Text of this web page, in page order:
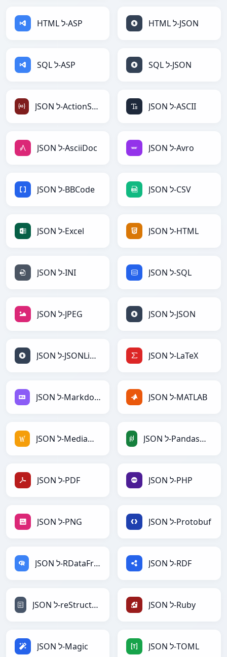
HTML ל-ASP HTML ל-JSON
SQL ל-ASP SQL ל-JSON
JSON ל-ActionScript JSON ל-ASCII
JSON ל-AsciiDoc JSON ל-Avro
JSON ל-BBCode JSON ל-CSV
JSON ל-Excel JSON ל-HTML
JSON ל-INI JSON ל-SQL
JSON ל-JPEG JSON ל-JSON
JSON ל-JSONLines JSON ל-LaTeX
JSON ל-Markdown JSON ל-MATLAB
JSON ל-MediaWiki JSON ל-PandasDataFrame
JSON ל-PDF JSON ל-PHP
JSON ל-PNG JSON ל-Protobuf
JSON ל-RDataFrame JSON ל-RDF
JSON ל-reStructuredText JSON ל-Ruby
JSON ל-Magic JSON ל-TOML